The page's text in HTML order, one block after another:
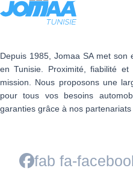
Depuis 1985, Jomaa SA met son
en Tunisie. Proximité, fiabilité
mission. Nous proposons une
pour tous vos besoins
garanties grâce à nos
fab fa-